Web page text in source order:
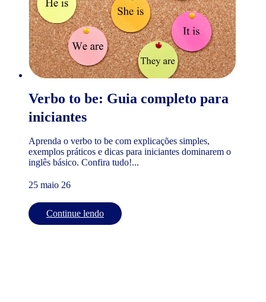
Verbo to be: Guia completo para
iniciantes
Aprenda o verbo to be com explicações simples,
exemplos práticos e dicas para iniciantes dominarem o
inglês básico. Confira tudo!...
25 maio 26
Continue lendo